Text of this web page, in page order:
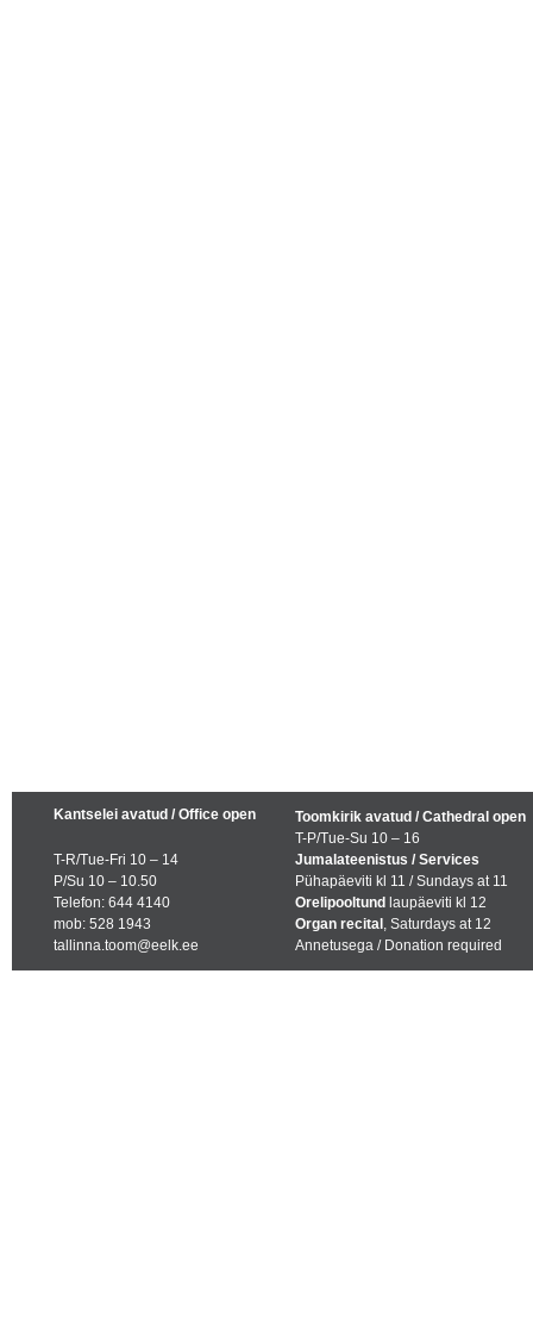
Kantselei avatud / Office open
T-R/Tue-Fri 10 – 14
P/Su 10 – 10.50
Telefon: 644 4140
mob: 528 1943
tallinna.toom@eelk.ee
Toomkirik avatud / Cathedral open
T-P/Tue-Su 10 – 16
Jumalateenistus / Services
Pühapäeviti kl 11 / Sundays at 11
Orelipooltund laupäeviti kl 12
Organ recital , Saturdays at 12
Annetusega / Donation required